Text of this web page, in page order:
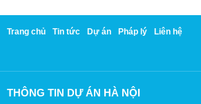
Trang chủ Tin tức Dự án Pháp lý Liên hệ
THÔNG TIN DỰ ÁN HÀ NỘI